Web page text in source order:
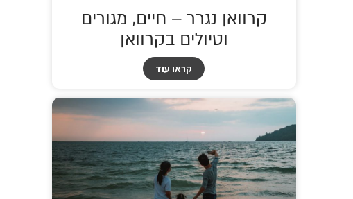
קרוואן נגרר – חיים, מגורים
וטיולים בקרוואן
קראו עוד